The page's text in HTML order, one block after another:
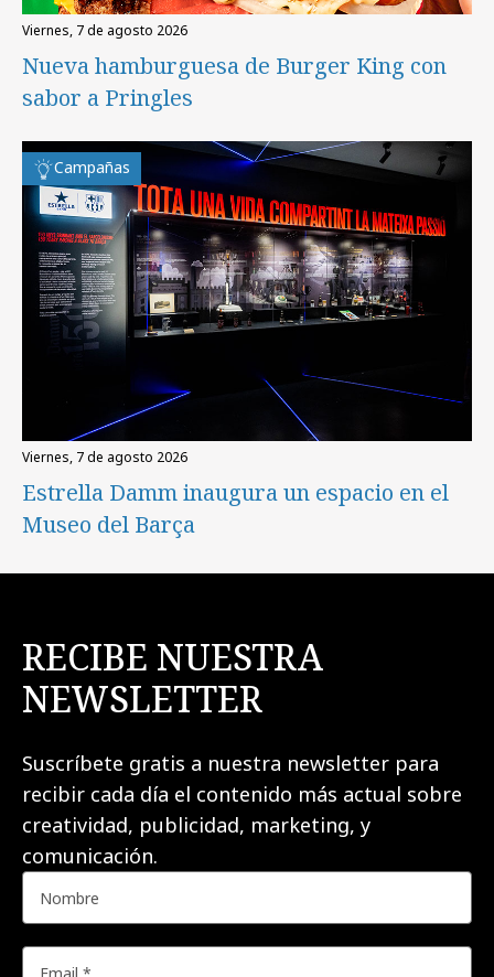
viernes, 7 de agosto 2026
Nueva hamburguesa de Burger King con
sabor a Pringles
Campañas
viernes, 7 de agosto 2026
Estrella Damm inaugura un espacio en el
Museo del Barça
RECIBE NUESTRA
NEWSLETTER
Suscríbete gratis a nuestra newsletter para
recibir cada día el contenido más actual sobre
creatividad, publicidad, marketing, y
comunicación.